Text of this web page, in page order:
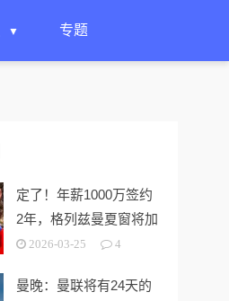
专题
定了！年薪1000万签约
2年，格列兹曼夏窗将加
盟美职联奥兰多城
2026-03-25 4
曼晚：曼联将有24天的